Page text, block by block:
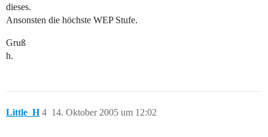
dieses.
Ansonsten die höchste WEP Stufe.
Gruß
h.
Little_H 14. Oktober 2005 um 12:02
4